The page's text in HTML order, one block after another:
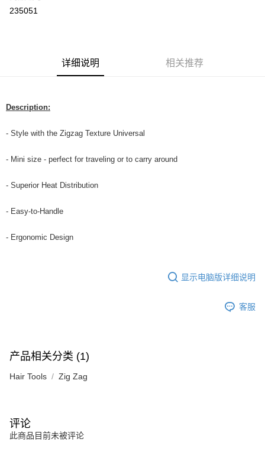
网上银行
运送方式
Home Delivery
235051
详细说明 相关推荐
Description:
- Style with the Zigzag Texture Universal
- Mini size - perfect for traveling or to carry around
- Superior Heat Distribution
- Easy-to-Handle
- Ergonomic Design
显示电脑版详细说明
客服
产品相关分类 (1)
Hair Tools Zig Zag
评论
此商品目前未被评论